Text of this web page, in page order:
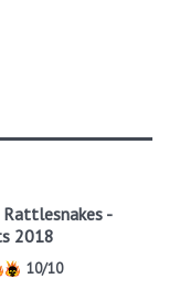
-
2018
10/10